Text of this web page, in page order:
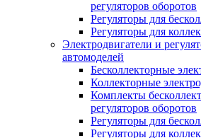
регуляторов оборотов
Регуляторы для
Регуляторы для
Электродвигатели и
автомоделей
Бесколлекторные
Коллекторные
Комплекты
регуляторов оборотов
Регуляторы для
Регуляторы для